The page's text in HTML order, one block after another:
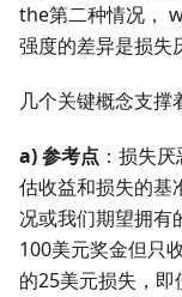
the第二种情况，
强度的差异是损失
几个关键概念支撑
a) 参考点 ：损失
估收益和损失的基
况或我们期望拥有
100美元奖金但只
的25美元损失，